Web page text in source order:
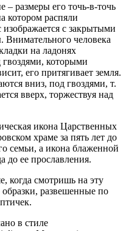
– размеры его точь-в-точь
котором распяли
с закрытыми
Внимательного человека
на ладонях
которыми
его притягивает земля.
вниз, под гвоздями, т.
вверх, торжествуя над
икона Царственных
храме за пять лет до
семьи, а икона блаженной
до ее прославления.
когда смотришь на эту
развешенные по
в стиле